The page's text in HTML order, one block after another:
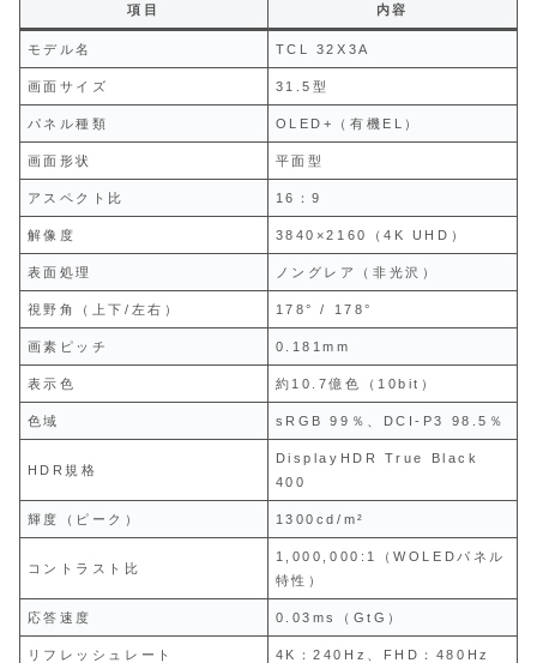
項目 内容
モデル名 TCL 32X3A
画面サイズ 31.5型
パネル種類 OLED+（有機EL）
画面形状 平面型
アスペクト比 16：9
解像度 3840×2160（4K UHD）
表面処理 ノングレア（非光沢）
視野角（上下/左右） 178° / 178°
画素ピッチ 0.181mm
表示色 約10.7億色（10bit）
色域 sRGB 99％、DCI-P3 98.5％
HDR規格
DisplayHDR True Black
400
輝度（ピーク） 1300cd/m²
コントラスト比
1,000,000:1（WOLEDパネル
特性）
応答速度 0.03ms（GtG）
リフレッシュレート 4K：240Hz、FHD：480Hz